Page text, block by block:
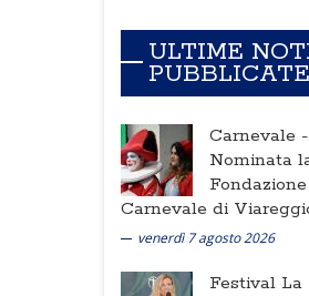
ULTIME
PUBBLICATE
Carnevale -
Nominata
Fondazione
Carnevale di
venerdì 7 agosto 2026
Festival La